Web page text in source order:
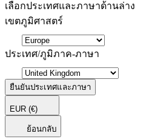
เลือกประเทศและภาษาด้านล่าง
เขตภูมิศาสตร์
ประเทศ/ภูมิภาค-ภาษา
ยืนยันประเทศและภาษา
EUR (€)
ย้อนกลับ